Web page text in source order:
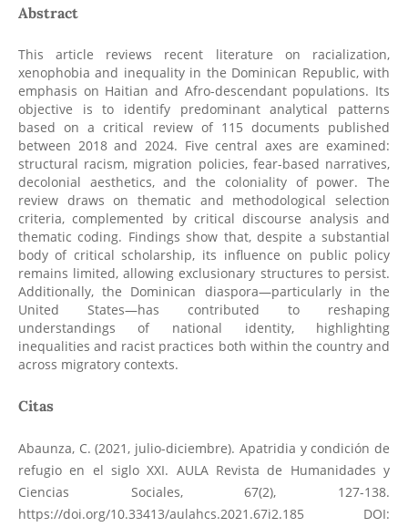
Abstract
This article reviews recent literature on racialization,
xenophobia and inequality in the Dominican Republic, with
emphasis on Haitian and Afro-descendant populations. Its
objective is to identify predominant analytical patterns
based on a critical review of 115 documents published
between 2018 and 2024. Five central axes are examined:
structural racism, migration policies, fear-based narratives,
decolonial aesthetics, and the coloniality of power. The
review draws on thematic and methodological selection
criteria, complemented by critical discourse analysis and
thematic coding. Findings show that, despite a substantial
body of critical scholarship, its influence on public policy
remains limited, allowing exclusionary structures to persist.
Additionally, the Dominican diaspora—particularly in the
United States—has contributed to reshaping
understandings of national identity, highlighting
inequalities and racist practices both within the country and
across migratory contexts.
Citas
Abaunza, C. (2021, julio-diciembre). Apatridia y condición de
refugio en el siglo XXI. AULA Revista de Humanidades y
Ciencias Sociales, 67(2), 127-138.
https://doi.org/10.33413/aulahcs.2021.67i2.185 DOI: